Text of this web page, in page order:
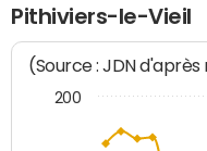
Pithiviers-le-Vieil
(Source : JDN
200